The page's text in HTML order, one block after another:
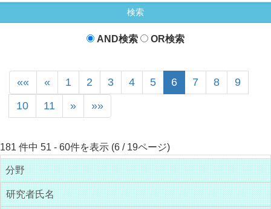
検索
AND検索 OR検索
«« « 1 2 3 4 5 6 7 8
9
10
11 » »»
181 件中 51 - 60件を表示 (6 / 19ページ)
分野
研究者氏名